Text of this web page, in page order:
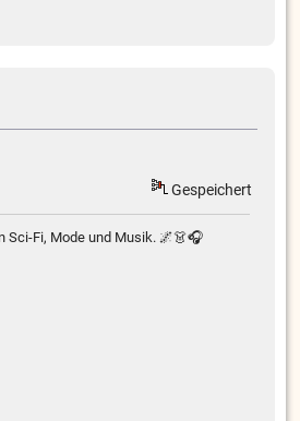
Gespeichert
Sci-Fi, Mode und Musik. 🌌👗🎧